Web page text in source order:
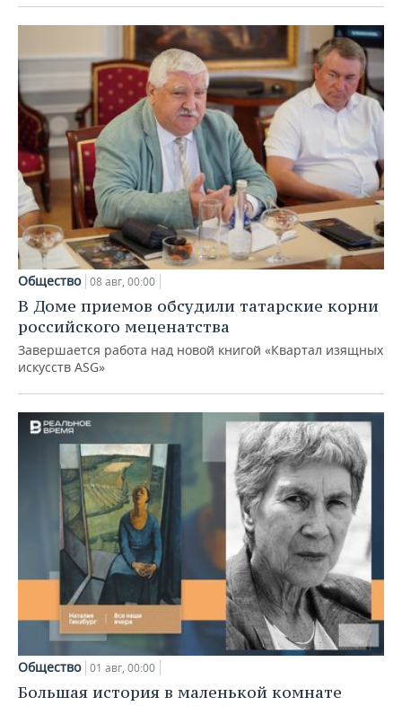
Общество 08 авг, 00:00
В Доме приемов обсудили татарские корни
российского меценатства
Завершается работа над новой книгой «Квартал изящных
искусств ASG»
Общество 01 авг, 00:00
Большая история в маленькой комнате